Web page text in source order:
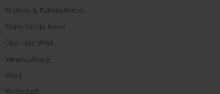
Studien & Publikationen
Team Panda News
Über den WWF
Veranstaltung
Wald
Wirtschaft